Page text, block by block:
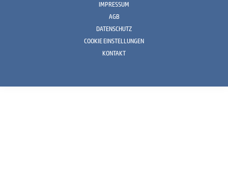
IMPRESSUM
AGB
DATENSCHUTZ
COOKIE EINSTELLUNGEN
KONTAKT